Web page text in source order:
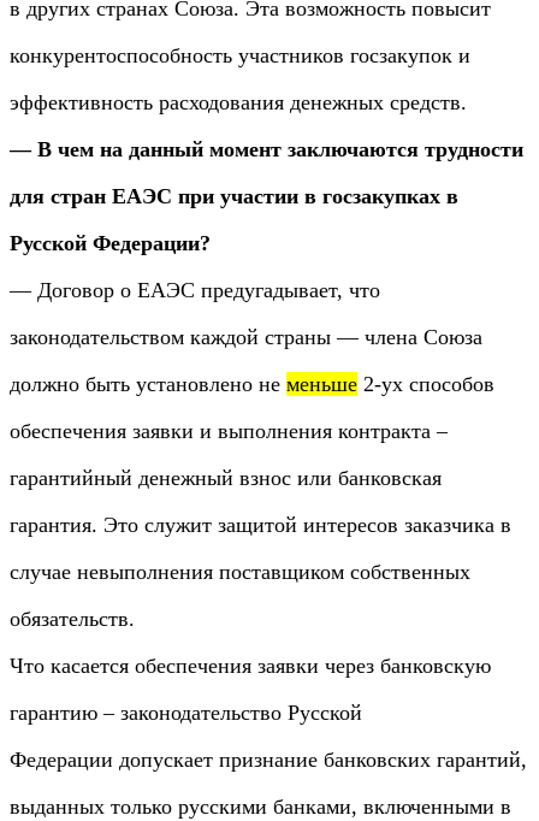
в других странах Союза. Эта возможность повысит
конкурентоспособность участников госзакупок и
эффективность расходования денежных средств.
— В чем на данный момент заключаются трудности
для стран ЕАЭС при участии в госзакупках в
Русской Федерации?
— Договор о ЕАЭС предугадывает, что
законодательством каждой страны — члена Союза
должно быть установлено не меньше 2-ух способов
обеспечения заявки и выполнения контракта –
гарантийный денежный взнос или банковская
гарантия. Это служит защитой интересов заказчика в
случае невыполнения поставщиком собственных
обязательств.
Что касается обеспечения заявки через банковскую
гарантию – законодательство Русской
Федерации допускает признание банковских гарантий,
выданных только русскими банками, включенными в